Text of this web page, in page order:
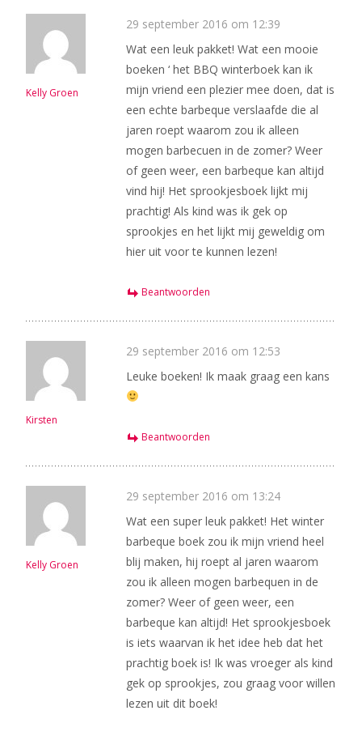
Kelly Groen
29 september 2016 om 12:39
Wat een leuk pakket! Wat een mooie
boeken ‘ het BBQ winterboek kan ik
mijn vriend een plezier mee doen, dat is
een echte barbeque verslaafde die al
jaren roept waarom zou ik alleen
mogen barbecuen in de zomer? Weer
of geen weer, een barbeque kan altijd
vind hij! Het sprookjesboek lijkt mij
prachtig! Als kind was ik gek op
sprookjes en het lijkt mij geweldig om
hier uit voor te kunnen lezen!
Beantwoorden
Kirsten
29 september 2016 om 12:53
Leuke boeken! Ik maak graag een kans
Beantwoorden
Kelly Groen
29 september 2016 om 13:24
Wat een super leuk pakket! Het winter
barbeque boek zou ik mijn vriend heel
blij maken, hij roept al jaren waarom
zou ik alleen mogen barbequen in de
zomer? Weer of geen weer, een
barbeque kan altijd! Het sprookjesboek
is iets waarvan ik het idee heb dat het
prachtig boek is! Ik was vroeger als kind
gek op sprookjes, zou graag voor willen
lezen uit dit boek!